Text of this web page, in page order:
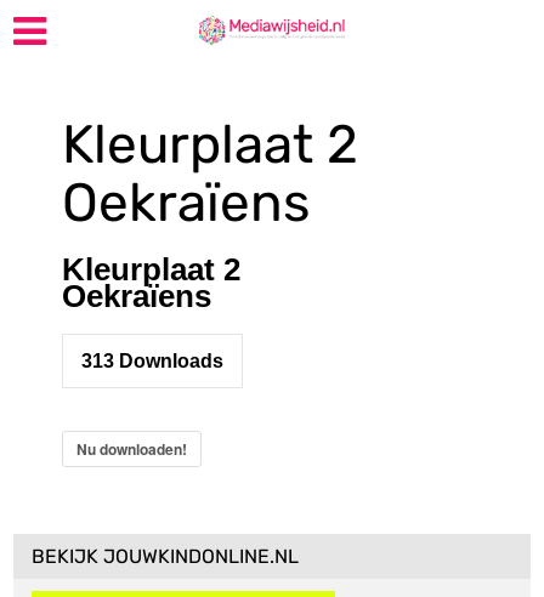
Kleurplaat 2
Oekraïens
Kleurplaat 2
Oekraïens
313 Downloads
Nu downloaden!
BEKIJK JOUWKINDONLINE.NL